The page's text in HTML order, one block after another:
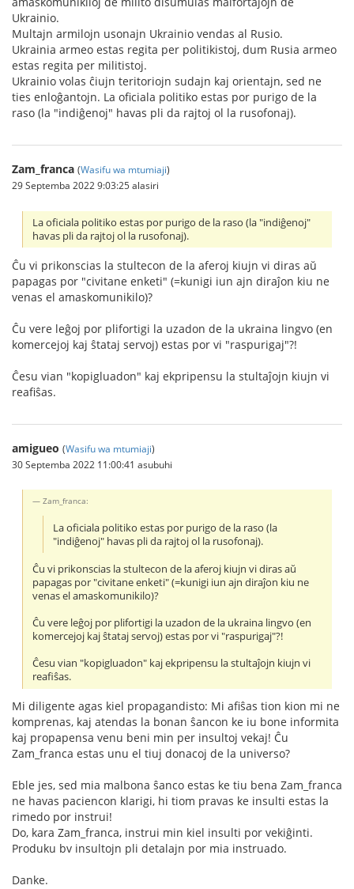
Ukrainio.
Multajn armilojn usonajn Ukrainio vendas al Rusio.
Ukrainia armeo estas regita per politikistoj, dum Rusia armeo
estas regita per militistoj.
Ukrainio volas ĉiujn teritoriojn sudajn kaj orientajn, sed ne
ties enloĝantojn. La oficiala politiko estas por purigo de la
raso (la "indiĝenoj" havas pli da rajtoj ol la rusofonaj).
Zam_franca (Wasifu wa mtumiaji)
29 Septemba 2022 9:03:25 alasiri
La oficiala politiko estas por purigo de la raso (la "indiĝenoj"
havas pli da rajtoj ol la rusofonaj).
Ĉu vi prikonscias la stultecon de la aferoj kiujn vi diras aŭ
papagas por "civitane enketi" (=kunigi iun ajn diraĵon kiu ne
venas el amaskomunikilo)?
Ĉu vere leĝoj por plifortigi la uzadon de la ukraina lingvo (en
komercejoj kaj ŝtataj servoj) estas por vi "raspurigaj"?!
Ĉesu vian "kopigluadon" kaj ekpripensu la stultaĵojn kiujn vi
reafiŝas.
amigueo (Wasifu wa mtumiaji)
30 Septemba 2022 11:00:41 asubuhi
Zam_franca:
La oficiala politiko estas por purigo de la raso (la
"indiĝenoj" havas pli da rajtoj ol la rusofonaj).
Ĉu vi prikonscias la stultecon de la aferoj kiujn vi diras aŭ
papagas por "civitane enketi" (=kunigi iun ajn diraĵon kiu ne
venas el amaskomunikilo)?
Ĉu vere leĝoj por plifortigi la uzadon de la ukraina lingvo (en
komercejoj kaj ŝtataj servoj) estas por vi "raspurigaj"?!
Ĉesu vian "kopigluadon" kaj ekpripensu la stultaĵojn kiujn vi
reafiŝas.
Mi diligente agas kiel propagandisto: Mi afiŝas tion kion mi ne
komprenas, kaj atendas la bonan ŝancon ke iu bone informita
kaj propapensa venu beni min per insultoj vekaj! Ĉu
Zam_franca estas unu el tiuj donacoj de la universo?
Eble jes, sed mia malbona ŝanco estas ke tiu bena Zam_franca
ne havas paciencon klarigi, hi tiom pravas ke insulti estas la
rimedo por instrui!
Do, kara Zam_franca, instrui min kiel insulti por vekiĝinti.
Produku bv insultojn pli detalajn por mia instruado.
Danke.